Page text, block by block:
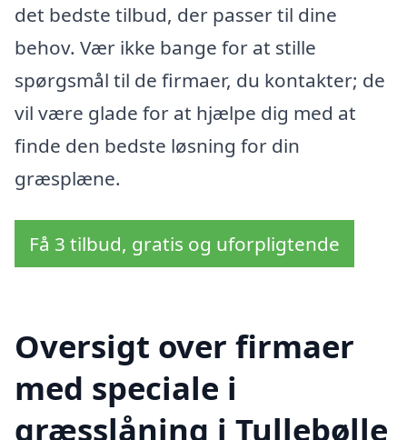
det bedste tilbud, der passer til dine
behov. Vær ikke bange for at stille
spørgsmål til de firmaer, du kontakter; de
vil være glade for at hjælpe dig med at
finde den bedste løsning for din
græsplæne.
Få 3 tilbud, gratis og uforpligtende
Oversigt over firmaer
med speciale i
græsslåning i Tullebølle